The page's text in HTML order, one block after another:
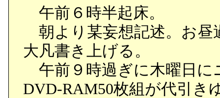
午前６時半起床。
朝より某妄想記述。お昼
大凡書き上げる。
午前９時過ぎに木曜日に
DVD-RAM50枚組が代引き